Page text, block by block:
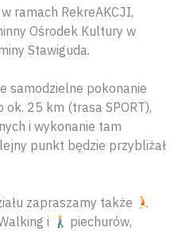
ramach RekreAKCJI,
Ośrodek Kultury w
Stawiguda.
samodzielne pokonanie
25 km (trasa SPORT),
i wykonanie tam
punkt będzie przybliżał
zapraszamy także
i
piechurów,